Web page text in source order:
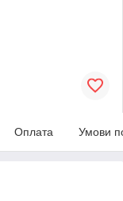
Оплата Умови